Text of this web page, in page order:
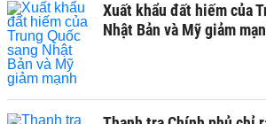
Xuất khẩu đất hiếm của
Nhật Bản và Mỹ giảm